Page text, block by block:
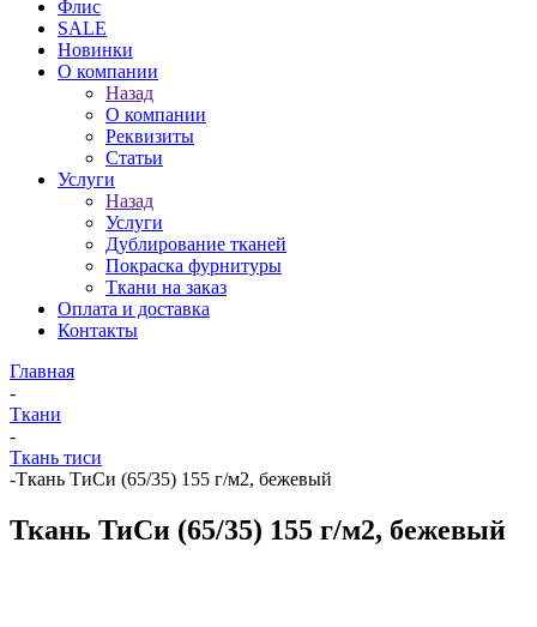
Флис
SALE
Новинки
О компании
Назад
О компании
Реквизиты
Статьи
Услуги
Назад
Услуги
Дублирование тканей
Покраска фурнитуры
Ткани на заказ
Оплата и доставка
Контакты
Главная
-
Ткани
-
Ткань тиси
-Ткань ТиСи (65/35) 155 г/м2, бежевый
Ткань ТиСи (65/35) 155 г/м2, бежевый